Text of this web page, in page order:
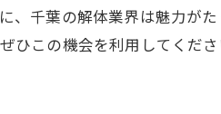
、千葉の解体業界は魅力が
ひこの機会を利用してくださ